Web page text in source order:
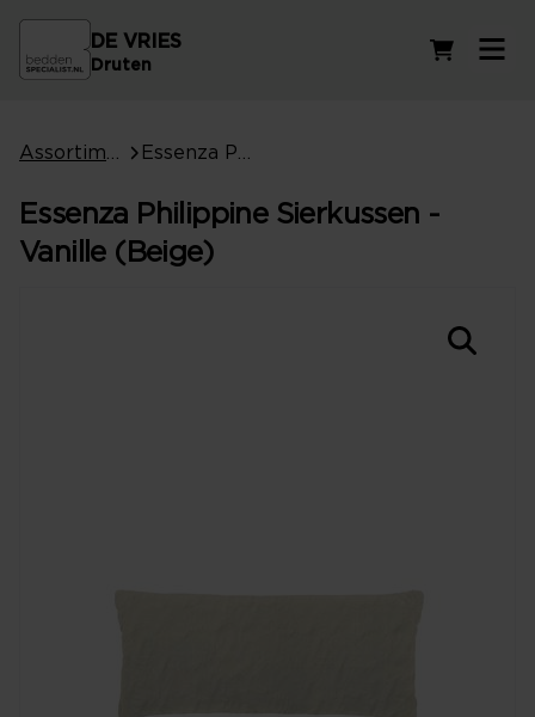
DE VRIES
Druten
Essenza Philippine Sierkussen -
Vanille (Beige)